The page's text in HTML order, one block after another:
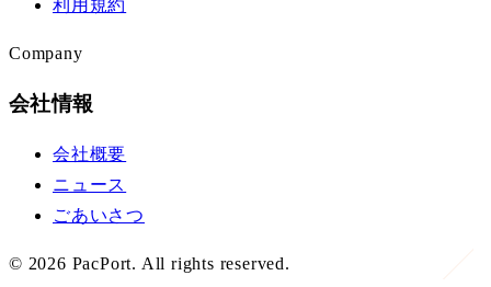
利用規約
Company
会社情報
会社概要
ニュース
ごあいさつ
© 2026 PacPort. All rights reserved.